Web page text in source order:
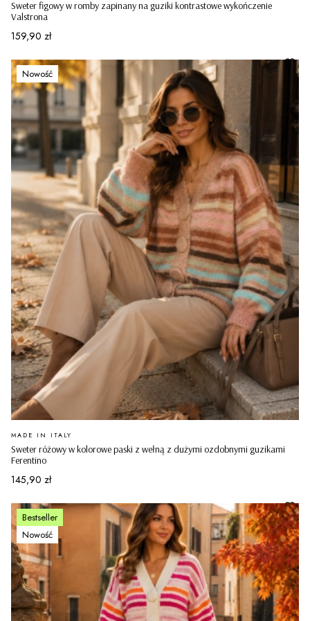
Sweter figowy w romby zapinany na guziki kontrastowe wykończenie
Valstrona
Cena
159,90 zł
Nowość
Sweter różowy w kolorowe paski z wełną z dużymi ozdobnymi guzikami
Ferentino
PRODUCENT
MADE IN ITALY
Cena
145,90 zł
Bestseller
Nowość